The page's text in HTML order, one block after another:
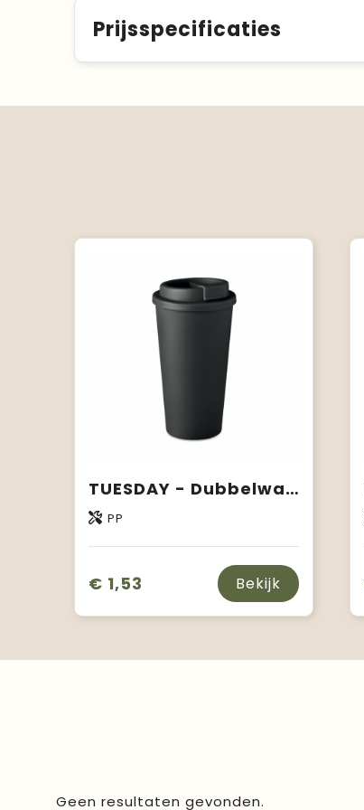
Prijsspecificaties
TUESDAY - Dubbelwandige drinkbeker 450 ml
PP
€ 1,53 Bekijk
Geen resultaten gevonden.